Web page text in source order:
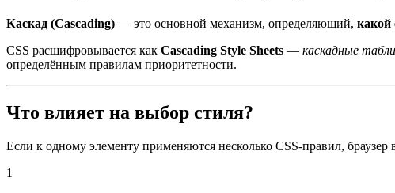
Каскад (Cascading) — это основной механизм, определяющий, какой
CSS расшифровывается как Cascading Style Sheets — каскадные
определённым правилам приоритетности.
Что влияет на выбор стиля?
Если к одному элементу применяются несколько CSS-правил, браузер
1